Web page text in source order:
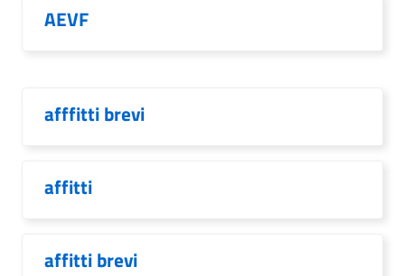
AEVF
afffitti brevi
affitti
affitti brevi